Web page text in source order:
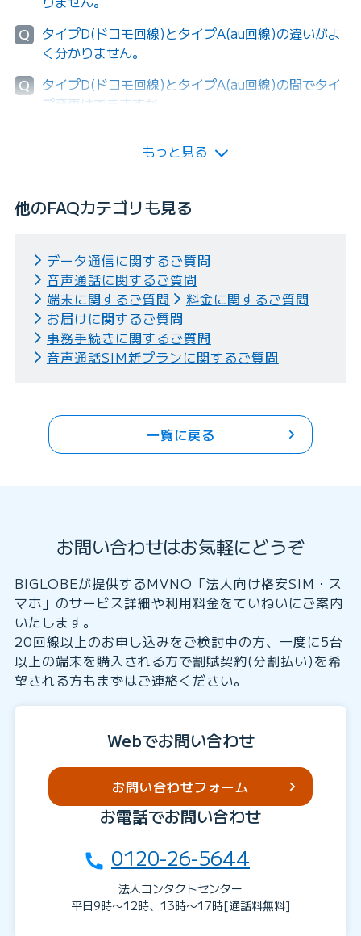
Q
タイプD(ドコモ回線)とタイプA(au回線)の違いがよ
く分かりません。
Q
タイプD(ドコモ回線)とタイプA(au回線)の間でタイ
プ変更はできますか。
もっと見る
他のFAQカテゴリも見る
データ通信に関するご質問
音声通話に関するご質問
端末に関するご質問
料金に関するご質問
お届けに関するご質問
事務手続きに関するご質問
音声通話SIM新プランに関するご質問
一覧に戻る
お問い合わせはお気軽にどうぞ
BIGLOBEが提供するMVNO「法人向け格安SIM・ス
マホ」のサービス詳細や利用料金をていねいにご案内
いたします。
20回線以上のお申し込みをご検討中の方、一度に5台
以上の端末を購入される方で割賦契約(分割払い)を希
望される方もまずはご連絡ください。
Webでお問い合わせ
お問い合わせフォーム
お電話でお問い合わせ
0120-26-5644
法人コンタクトセンター
平日9時〜12時、13時〜17時[通話料無料]